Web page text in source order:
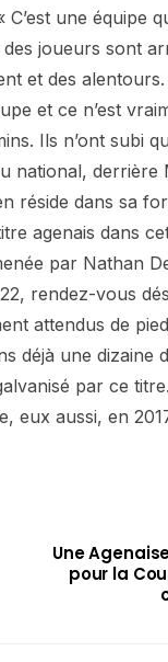
une équipe
joueurs sont
et des
et ce n’est
Ils n’ont subi
national, derrière
réside dans sa
agenais dans
par Nathan
rendez-vous
attendus de
déjà une dizaine
par ce
eux aussi, en
Une
pour la